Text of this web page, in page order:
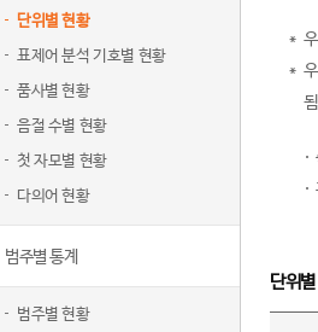
단위별 현황
표제어 분석 기호별 현황
품사별 현황
음절 수별 현황
첫 자모별 현황
다의어 현황
범주별 통계
범주별 현황
단위